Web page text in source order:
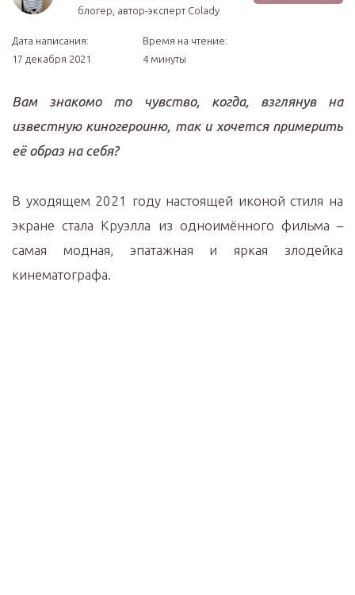
блогер, автор-эксперт Colady
Дата написания:
17 декабря 2021
Время на чтение:
4 минуты
Вам знакомо то чувство, когда, взглянув на
известную киногероиню, так и хочется примерить
её образ на себя?
В уходящем 2021 году настоящей иконой стиля на
экране стала Круэлла из одноимённого фильма –
самая модная, эпатажная и яркая злодейка
кинематографа.